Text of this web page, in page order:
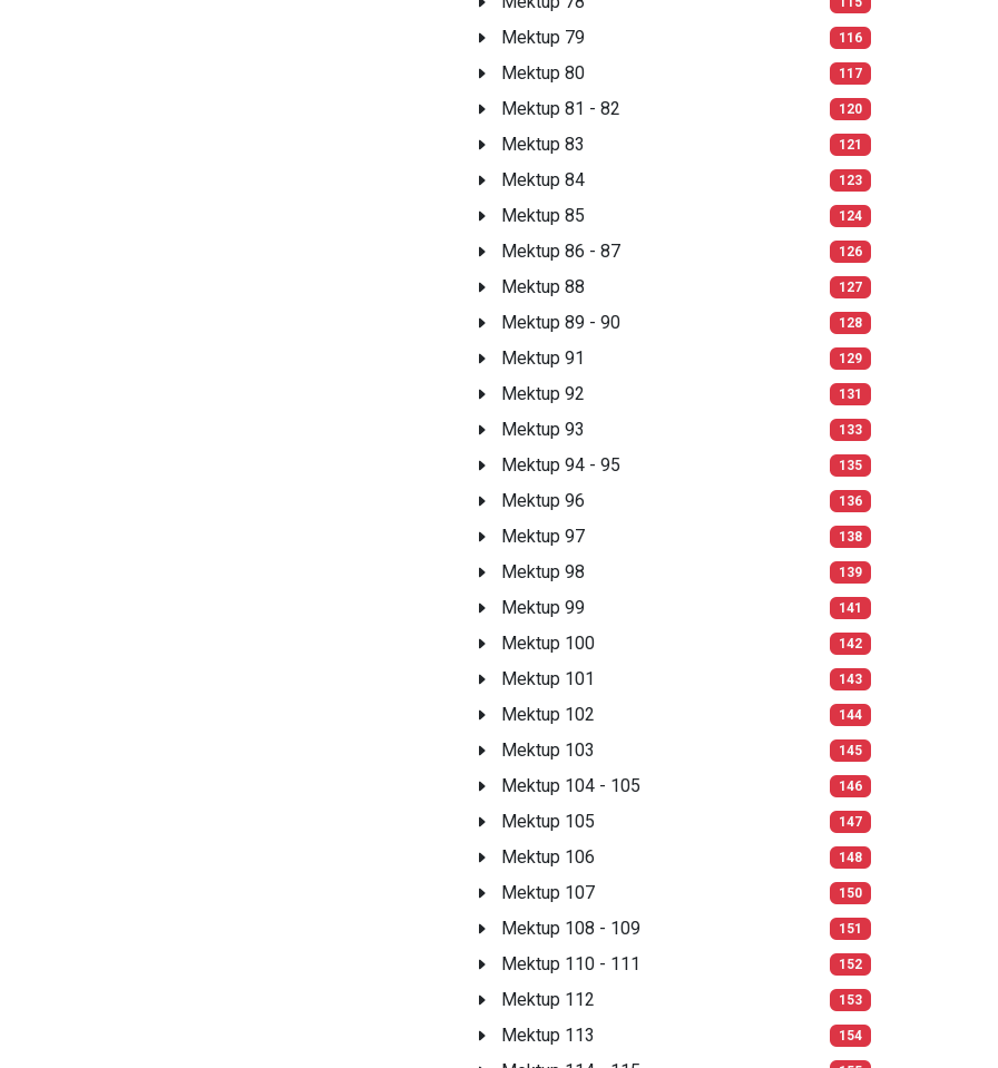
Mektup 79 116
Mektup 80 117
Mektup 81 - 82 120
Mektup 83 121
Mektup 84 123
Mektup 85 124
Mektup 86 - 87 126
Mektup 88 127
Mektup 89 - 90 128
Mektup 91 129
Mektup 92 131
Mektup 93 133
Mektup 94 - 95 135
Mektup 96 136
Mektup 97 138
Mektup 98 139
Mektup 99 141
Mektup 100 142
Mektup 101 143
Mektup 102 144
Mektup 103 145
Mektup 104 - 105 146
Mektup 105 147
Mektup 106 148
Mektup 107 150
Mektup 108 - 109 151
Mektup 110 - 111 152
Mektup 112 153
Mektup 113 154